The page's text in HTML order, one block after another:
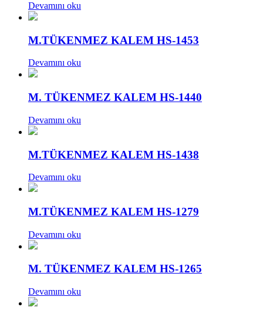
Devamını oku
M.TÜKENMEZ KALEM HS-1453
Devamını oku
M. TÜKENMEZ KALEM HS-1440
Devamını oku
M.TÜKENMEZ KALEM HS-1438
Devamını oku
M.TÜKENMEZ KALEM HS-1279
Devamını oku
M. TÜKENMEZ KALEM HS-1265
Devamını oku